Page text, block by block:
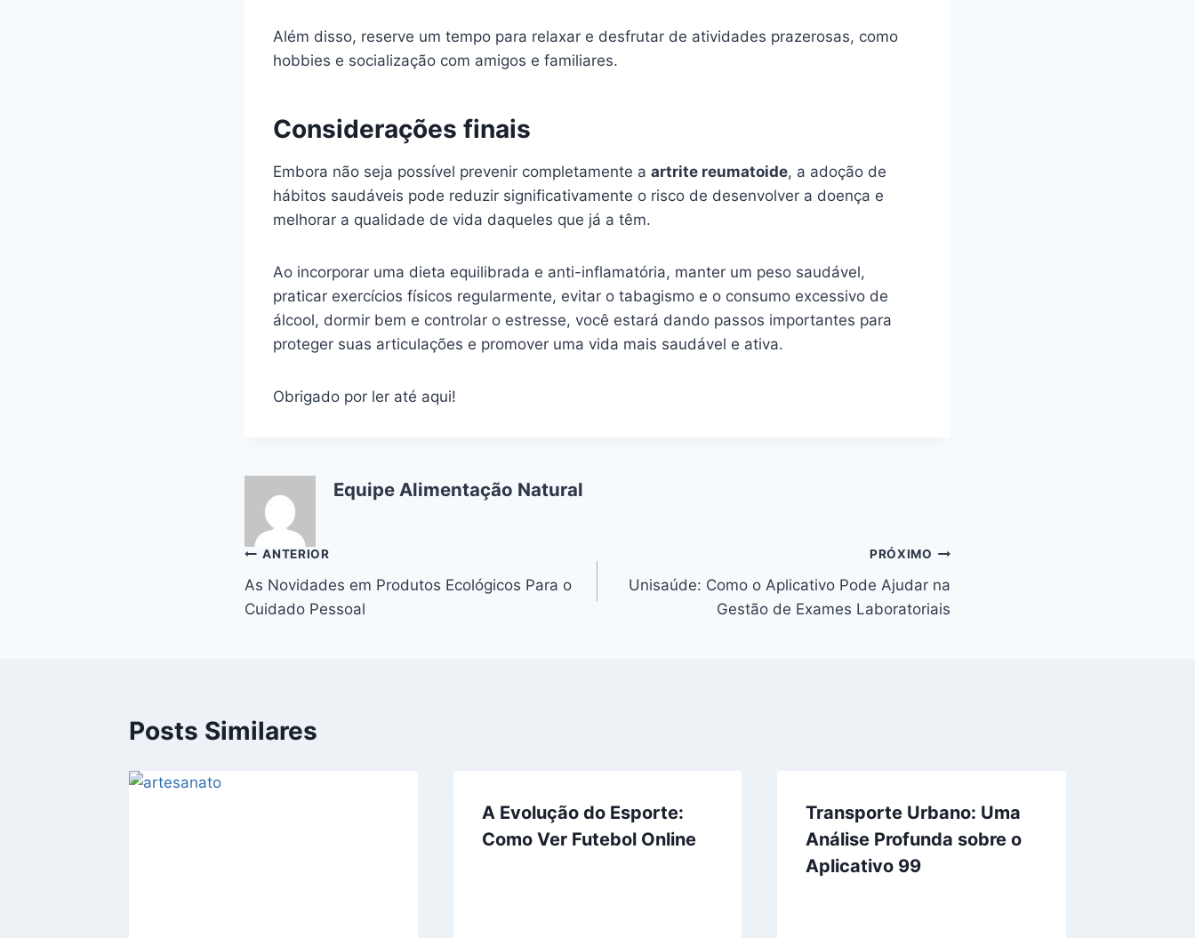
Além disso, reserve um tempo para relaxar e desfrutar de atividades prazerosas, como
hobbies e socialização com amigos e familiares.
Considerações finais
Embora não seja possível prevenir completamente a artrite reumatoide, a adoção de
hábitos saudáveis pode reduzir significativamente o risco de desenvolver a doença e
melhorar a qualidade de vida daqueles que já a têm.
Ao incorporar uma dieta equilibrada e anti-inflamatória, manter um peso saudável,
praticar exercícios físicos regularmente, evitar o tabagismo e o consumo excessivo de
álcool, dormir bem e controlar o estresse, você estará dando passos importantes para
proteger suas articulações e promover uma vida mais saudável e ativa.
Obrigado por ler até aqui!
Equipe Alimentação Natural
Navegação
de
ANTERIOR
As Novidades em Produtos Ecológicos Para o
Cuidado Pessoal
PRÓXIMO
Unisaúde: Como o Aplicativo Pode Ajudar na
Gestão de Exames Laboratoriais
Posts Similares
A Evolução do Esporte:
Como Ver Futebol Online
Transporte Urbano: Uma
Análise Profunda sobre o
Aplicativo 99